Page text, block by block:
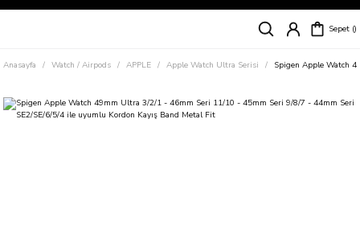
Siparişleriniz
Süper İndirimli Fiyatlar
Sepet
Anasayfa Watch / Airpods APPLE Apple Watch Ultra Serisi Spigen Apple Watch